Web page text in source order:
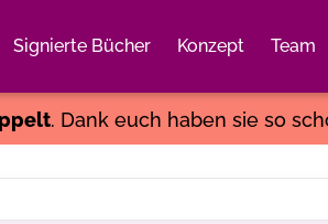
Signierte Bücher Konzept Team
. Dank euch haben sie so